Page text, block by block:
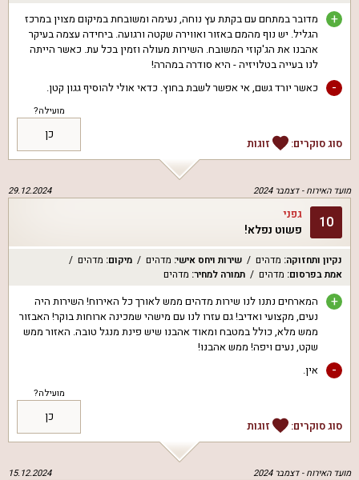
+
מדובר במתחם עם בקתת עץ נוחה, נעימה ומשובחת במיקום מצוין במרכז
הגליל. יש נוף מהמם באזור ואווירה שקטה ורגועה. ביחידה עצמה בעיקר
אהבנו את הג'קוזי המשובח. השירות מעולה וזמין בכל עת. כאשר הייתה
לנו בעייה בטלויזיה - היא סודרה במהרה!
- כאשר יורד גשם, אי אפשר לשבת בחוץ. כדאי אולי להוסיף גגון קטן.
סוג סוקרים: זוגות
מועילה?
כן
מועד האירוח -דצמבר 2024 29.12.2024
10 גפני
פשוט נפלא!
נקיון ותחזוקה: מדהים שירות ויחס אישי: מדהים מיקום: מדהים
אמת בפרסום: מדהים תמורה למחיר: מדהים
+
המארחים נתנו לנו שירות מדהים ממש לאורך כל האירוח! השירות היה
נעים, מקצועי ואדיב! גם עזרו לנו עם מישהי שמכינה ארוחות בוקר! האבזור
ממש מלא, כולל במטבח ומאוד אהבנו שיש פינת מנגל טובה. האזור ממש
שקט, נעים ויפה! ממש אהבנו!
- אין.
סוג סוקרים: זוגות
מועילה?
כן
מועד האירוח -דצמבר 2024 15.12.2024